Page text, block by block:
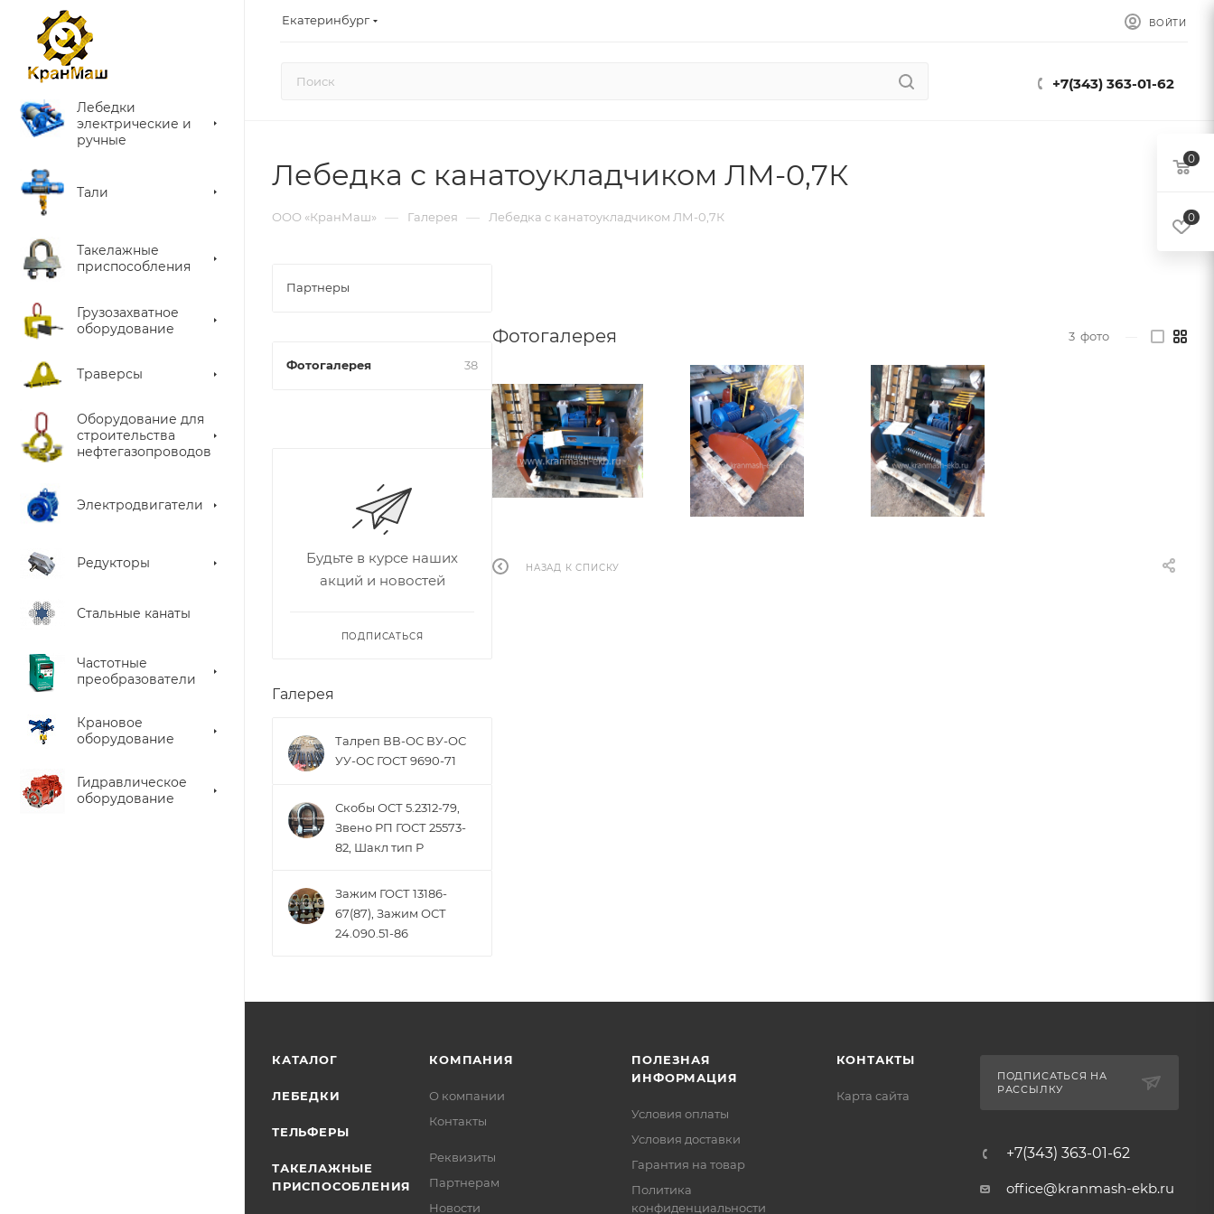
Екатеринбург ВОЙТИ
+7(343) 363-01-62
Лебедки
электрические и
ручные
Тали
Такелажные
приспособления
Грузозахватное
оборудование
Траверсы
Оборудование для
строительства
нефтегазопроводов
Электродвигатели
Редукторы
Стальные канаты
Частотные
преобразователи
Крановое
оборудование
Гидравлическое
оборудование
Лебедка с канатоукладчиком ЛМ-0,7К
ООО «КранМаш» — Галерея — Лебедка с канатоукладчиком ЛМ-0,7К
Фотогалерея 3 фото
НАЗАД К СПИСКУ
Партнеры
Фотогалерея 38
Будьте в курсе наших
акций и новостей
ПОДПИСАТЬСЯ
Галерея
Талреп ВВ-ОС ВУ-ОС
УУ-ОС ГОСТ 9690-71
Скобы ОСТ 5.2312-79,
Звено РП ГОСТ 25573-
82, Шакл тип Р
Зажим ГОСТ 13186-
67(87), Зажим ОСТ
24.090.51-86
КАТАЛОГ
ЛЕБЕДКИ
ТЕЛЬФЕРЫ
ТАКЕЛАЖНЫЕ
ПРИСПОСОБЛЕНИЯ
КОМПАНИЯ
О компании
Контакты
Реквизиты
Партнерам
Новости
ПОЛЕЗНАЯ
ИНФОРМАЦИЯ
Условия оплаты
Условия доставки
Гарантия на товар
Политика
конфиденциальности
КОНТАКТЫ
Карта сайта
ПОДПИСАТЬСЯ НА
РАССЫЛКУ
+7(343) 363-01-62
office@kranmash-ekb.ru
0
0